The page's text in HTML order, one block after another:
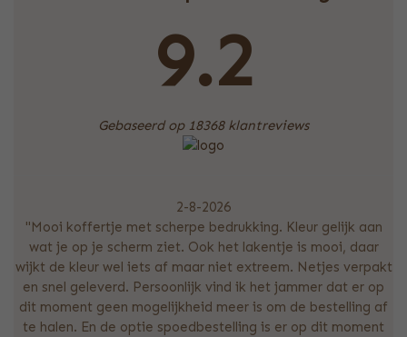
9.2
Gebaseerd op 18368 klantreviews
2-8-2026
"Mooi koffertje met scherpe bedrukking. Kleur gelijk aan
wat je op je scherm ziet. Ook het lakentje is mooi, daar
wijkt de kleur wel iets af maar niet extreem. Netjes verpakt
en snel geleverd. Persoonlijk vind ik het jammer dat er op
dit moment geen mogelijkheid meer is om de bestelling af
te halen. En de optie spoedbestelling is er op dit moment